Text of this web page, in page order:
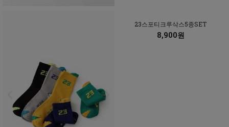
23스포티크루삭스5종SET
8,900원